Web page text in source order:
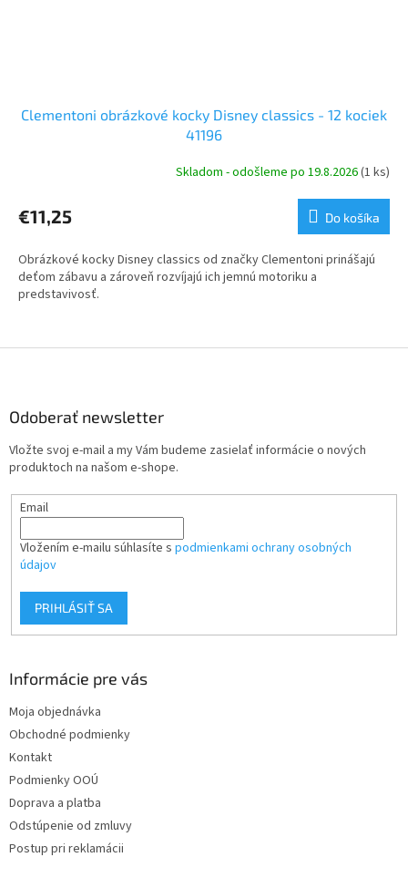
Clementoni obrázkové kocky Disney classics - 12 kociek
41196
Skladom - odošleme po 19.8.2026(1 ks)
€11,25 Do košíka
Obrázkové kocky Disney classics od značky Clementoni prinášajú
deťom zábavu a zároveň rozvíjajú ich jemnú motoriku a
predstavivosť.
Odoberať newsletter
Vložte svoj e-mail a my Vám budeme zasielať informácie o nových
produktoch na našom e-shope.
Email
Vložením e-mailu súhlasíte s podmienkami ochrany osobných
údajov
PRIHLÁSIŤ SA
Informácie pre vás
Moja objednávka
Obchodné podmienky
Kontakt
Podmienky OOÚ
Doprava a platba
Odstúpenie od zmluvy
Postup pri reklamácii